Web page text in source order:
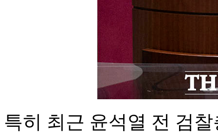
특히 최근 윤석열 전 검